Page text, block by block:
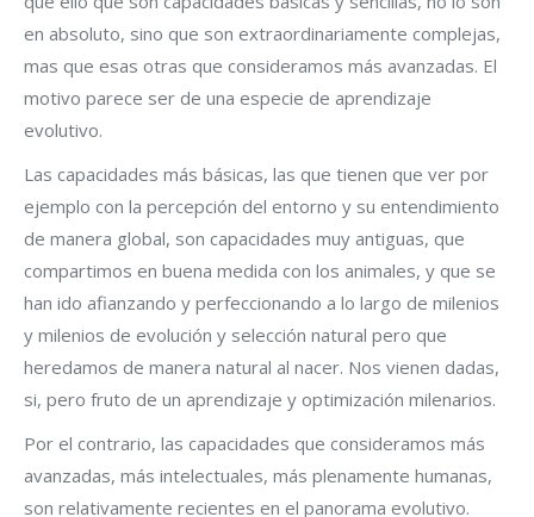
en absoluto, sino que son extraordinariamente complejas,
mas que esas otras que consideramos más avanzadas. El
motivo parece ser de una especie de aprendizaje
evolutivo.
Las capacidades más básicas, las que tienen que ver por
ejemplo con la percepción del entorno y su entendimiento
de manera global, son capacidades muy antiguas, que
compartimos en buena medida con los animales, y que se
han ido afianzando y perfeccionando a lo largo de milenios
y milenios de evolución y selección natural pero que
heredamos de manera natural al nacer. Nos vienen dadas,
si, pero fruto de un aprendizaje y optimización milenarios.
Por el contrario, las capacidades que consideramos más
avanzadas, más intelectuales, más plenamente humanas,
son relativamente recientes en el panorama evolutivo.